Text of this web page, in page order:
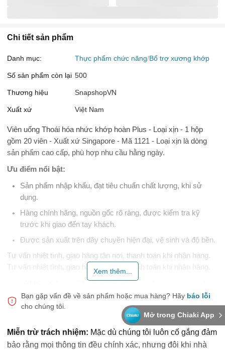
Mở trong Chiaki App
Chi tiết sản phẩm
Danh mục: Thực phẩm chức năng Bổ trợ xương khớp
Số sản phẩm còn lại 500
Thương hiệu SnapshopVN
Xuất xứ Việt Nam
Viên uống Thoái hóa nhức khớp hoàn Plus - Loại xịn - 1 hộp
gồm 20 viên - Xuất xứ Singapore - Mã 1121 - Loại xịn là dòng
sản phẩm cao cấp, phù hợp nhu cầu hằng ngày.
Ưu điểm nổi bật:
Sản phẩm nhập khẩu, đạt tiêu chuẩn chất lượng, khi sử
dụng.
Hàng chính hãng, nguồn gốc rõ ràng, được kiểm tra kỹ
trước khi giao đến tay khách.
Được sản xuất trên dây chuyền hiện đại, vệ sinh và độ bền.
Tư vấn nhiệt tình, giao hàng tận nơi, thanh toán khi nhận hàng.
Tư vấn nhiệt tình, giao hàng tận nơi, thanh toán khi nhận hàng.
ánh nắng trực tiếp. Để xa tầm tay trẻ em, dùng theo nhu cầu cá
nhân.
Chọn Snap Shop để về chất lượng và dịch vụ.
Thực phẩm này không phải là thuốc, không có tác dụng thay
Xem thêm...
Bạn gặp vấn đề về sản phẩm hoặc mua hàng? Hãy báo lỗi
cho chúng tôi.
Miễn trừ trách nhiệm: Mặc dù chúng tôi luôn cố gắng đảm
bảo rằng mọi thông tin đều chính xác, nhưng đôi khi nhà